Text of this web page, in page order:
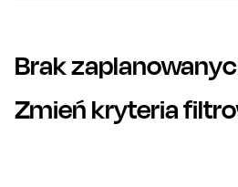
Brak
Zmień kryteria